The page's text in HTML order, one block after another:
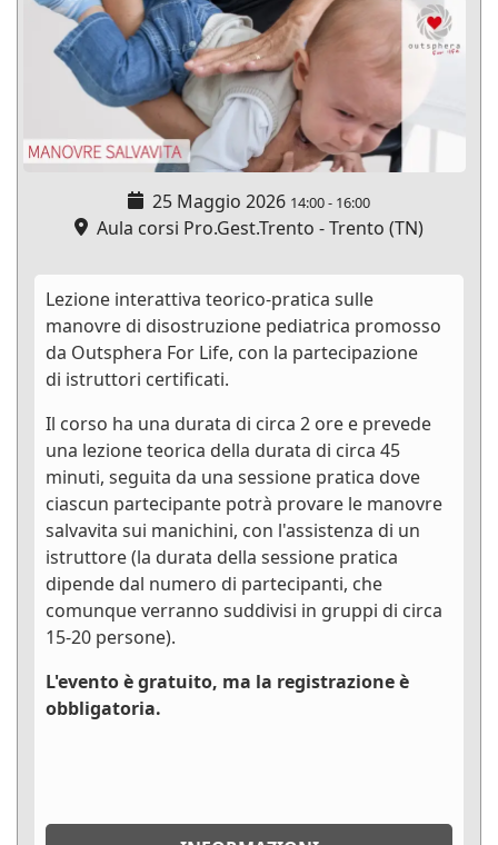
25 Maggio 2026 14:00- 16:00
Aula corsi Pro.Gest.Trento - Trento (TN)
Lezione interattiva teorico-pratica sulle
manovre di disostruzione pediatrica promosso
da Outsphera For Life, con la partecipazione
di istruttori certificati.
Il corso ha una durata di circa 2 ore e prevede
una lezione teorica della durata di circa 45
minuti, seguita da una sessione pratica dove
ciascun partecipante potrà provare le manovre
salvavita sui manichini, con l'assistenza di un
istruttore (la durata della sessione pratica
dipende dal numero di partecipanti, che
comunque verranno suddivisi in gruppi di circa
15-20 persone).
L'evento è gratuito, ma la registrazione è
obbligatoria.